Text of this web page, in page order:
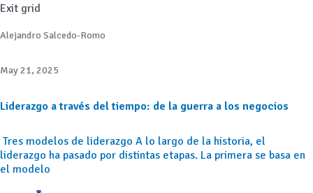
Exit grid
Alejandro Salcedo-Romo
May 21, 2025
Liderazgo a través del tiempo: de la guerra a los negocios
Tres modelos de liderazgo A lo largo de la historia, el
liderazgo ha pasado por distintas etapas. La primera se basa en
el modelo